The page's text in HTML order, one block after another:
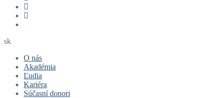
sk
O nás
Akadémia
Ľudia
Kariéra
Súčasní donori